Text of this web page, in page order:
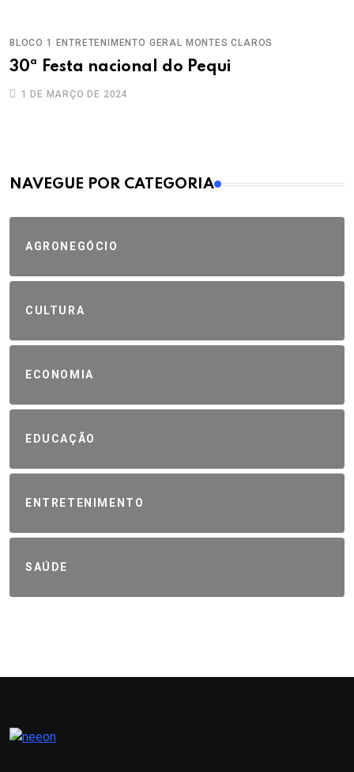
BLOCO 1 ENTRETENIMENTO GERAL MONTES CLAROS
30ª Festa nacional do Pequi
1 DE MARÇO DE 2024
MAIS VISTOS
NAVEGUE POR CATEGORIA
AGRONEGÓCIO
CULTURA
ECONOMIA
EDUCAÇÃO
ENTRETENIMENTO
SAÚDE